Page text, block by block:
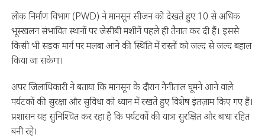
लोक निर्माण विभाग (PWD) ने मानसून सीजन को देखते हुए 10 से अधिक
भूस्खलन संभावित स्थानों पर जेसीबी मशीनें पहले ही तैनात कर दी हैं। इससे
किसी भी सड़क मार्ग पर मलबा आने की स्थिति में रास्तों को जल्द से जल्द बहाल
किया जा सकेगा।
अपर जिलाधिकारी ने बताया कि मानसून के दौरान नैनीताल घूमने आने वाले
पर्यटकों की सुरक्षा और सुविधा को ध्यान में रखते हुए विशेष इंतज़ाम किए गए हैं।
प्रशासन यह सुनिश्चित कर रहा है कि पर्यटकों की यात्रा सुरक्षित और बाधा रहित
बनी रहे।